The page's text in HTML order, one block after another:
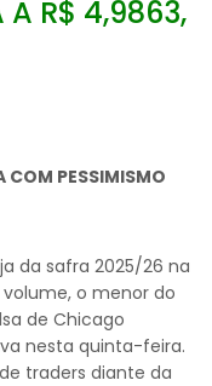
A R$ 4,9863,
COM PESSIMISMO
da safra 2025/26 na
o menor do
de Chicago
nesta quinta-feira.
traders diante da